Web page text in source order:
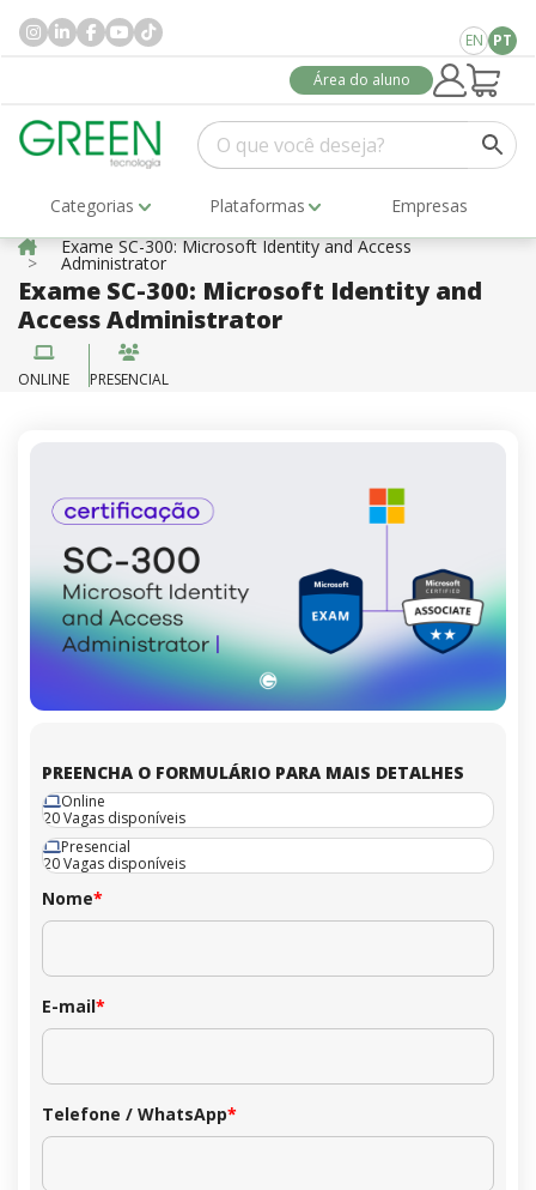
EN PT
Área do aluno
Categorias Plataformas
Empresas
Exame SC-300: Microsoft Identity and Access
Administrator
Exame SC-300: Microsoft Identity and
Access Administrator
ONLINE PRESENCIAL
PREENCHA O FORMULÁRIO PARA MAIS DETALHES
Online
20 Vagas disponíveis
Presencial
20 Vagas disponíveis
Nome*
E-mail*
Telefone / WhatsApp*